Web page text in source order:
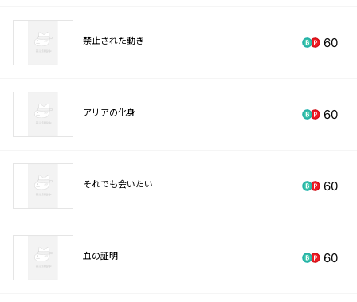
禁止された動き 60
アリアの化身 60
それでも会いたい 60
血の証明 60